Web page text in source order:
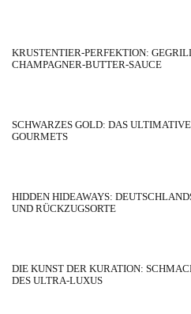
KRUSTENTIER-PERFEKTION:
CHAMPAGNER-BUTTER-SAUCE
SCHWARZES GOLD: DAS
GOURMETS
HIDDEN HIDEAWAYS:
UND RÜCKZUGSORTE
DIE KUNST DER KURATION:
DES ULTRA-LUXUS